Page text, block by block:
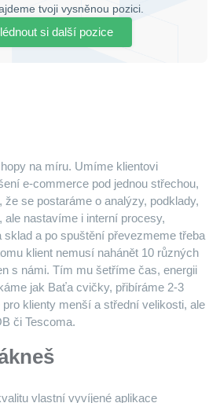
tvoji vysněnou pozici.
si další pozice
na míru. Umíme klientovi
e-commerce pod jednou střechou,
že se postaráme o analýzy, podklady,
ale nastavíme i interní procesy,
sklad a po spuštění převezmeme třeba
klient nemusí nahánět 10 různých
s námi. Tím mu šetříme čas, energii
jak Baťa cvičky, přibíráme 2-3
klienty menší a střední velikosti, ale
či Tescoma.
vlastní vyvíjené aplikace